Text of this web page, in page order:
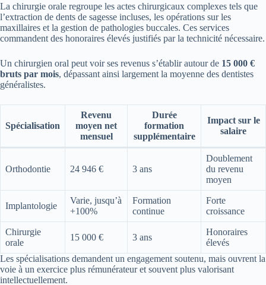
La chirurgie orale regroupe les actes chirurgicaux complexes tels que
l’extraction de dents de sagesse incluses, les opérations sur les
maxillaires et la gestion de pathologies buccales. Ces services
commandent des honoraires élevés justifiés par la technicité nécessaire.
Un chirurgien oral peut voir ses revenus s’établir autour de 15 000 €
bruts par mois, dépassant ainsi largement la moyenne des dentistes
généralistes.
Spécialisation
Revenu
moyen net
mensuel
Durée
formation
supplémentaire
Impact sur le
salaire
Orthodontie 24 946 € 3 ans
Doublement
du revenu
moyen
Implantologie
Varie, jusqu’à
+100%
Formation
continue
Forte
croissance
Chirurgie
orale
15 000 € 3 ans
Honoraires
élevés
Les spécialisations demandent un engagement soutenu, mais ouvrent la
voie à un exercice plus rémunérateur et souvent plus valorisant
intellectuellement.